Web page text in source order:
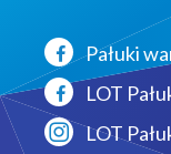
Pałuki
LOT
LOT